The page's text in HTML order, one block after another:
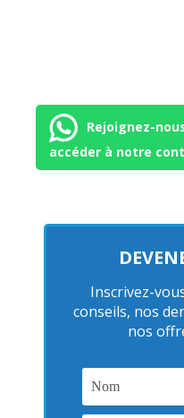
Rejoignez-
accéder à notre
Inscrivez-
conseils, nos
nos